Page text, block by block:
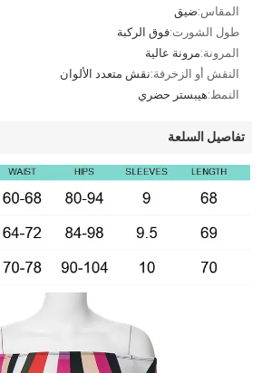
المقاس:ضيق
طول الشورت:فوق الركبة
المرونة:مرونة عالية
النقش أو الزخرفة:نقش متعدد الألوان
النمط:هيبستر حضري
تفاصيل السلعة